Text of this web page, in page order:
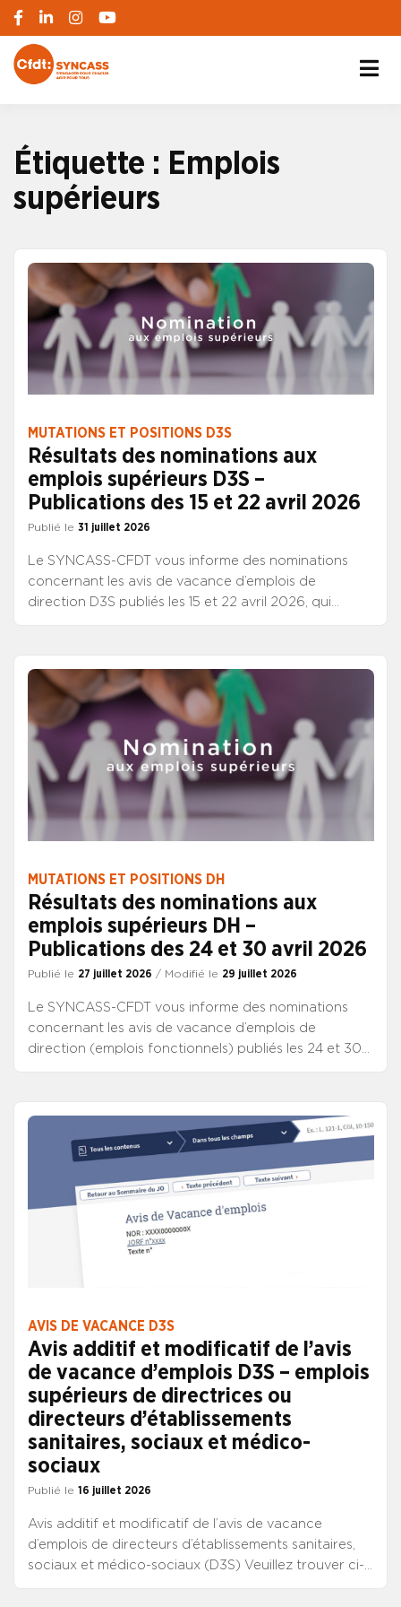
Étiquette : Emplois
supérieurs
MUTATIONS ET POSITIONS D3S
Résultats des nominations aux
emplois supérieurs D3S –
Publications des 15 et 22 avril 2026
Publié le 31 juillet 2026
Le SYNCASS-CFDT vous informe des nominations
concernant les avis de vacance d’emplois de
direction D3S publiés les 15 et 22 avril 2026, qui
donnant accès à l’échelon fonctionnel Postes : autres
emplois Sur vingt-trois postes publiés, “nb” restent
vacants à l’issue de ce tour de mutation. La
prochaine publication de vacance d’emplois
supérieurs D3S est prévue le 24 septembre 2026,
celle du 2 septembre étant réservée aux élèves.
MUTATIONS ET POSITIONS DH
Résultats des nominations aux
emplois supérieurs DH –
Publications des 24 et 30 avril 2026
Publié le 27 juillet 2026 / Modifié le 29 juillet 2026
Le SYNCASS-CFDT vous informe des nominations
concernant les avis de vacance d’emplois de
direction (emplois fonctionnels) publiés les 24 et 30
Mouvements”. Emplois fonctionnels La prochaine
publication de vacance d’emplois supérieurs DH est
prévue le 11 septembre 2026.
AVIS DE VACANCE D3S
Avis additif et modificatif de l’avis
de vacance d’emplois D3S – emplois
supérieurs de directrices ou
directeurs d’établissements
sanitaires, sociaux et médico-
sociaux
Publié le 16 juillet 2026
Avis additif et modificatif de l’avis de vacance
d’emplois de directeurs d’établissements sanitaires,
sociaux et médico-sociaux (D3S) Veuillez trouver ci-